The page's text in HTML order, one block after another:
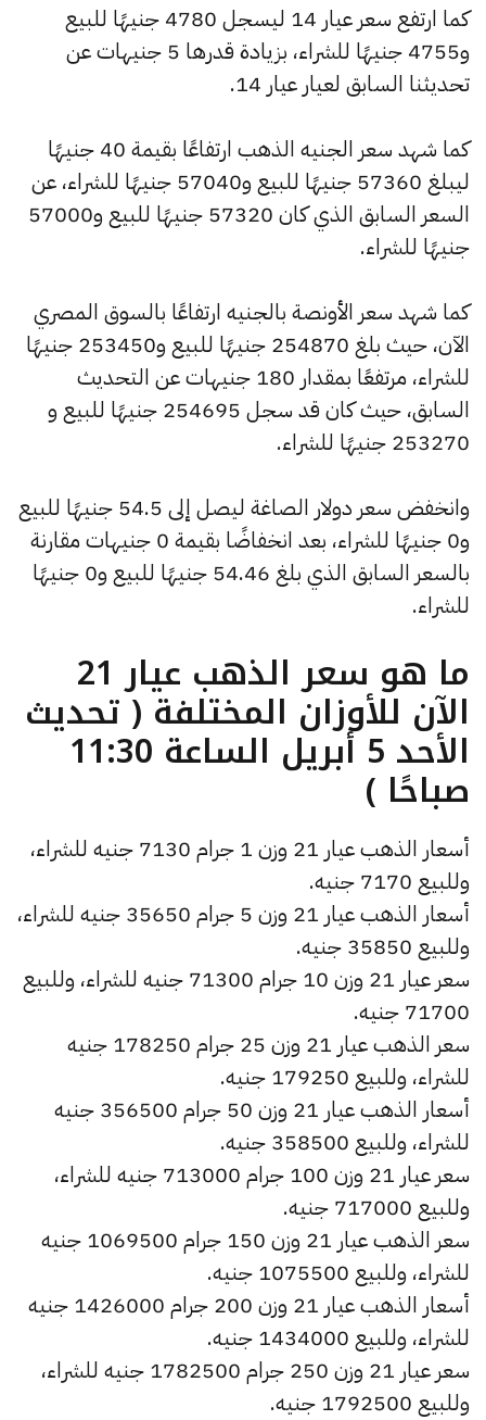
كما ارتفع سعر عيار 14 ليسجل 4780 جنيهًا للبيع
و4755 جنيهًا للشراء، بزيادة قدرها 5 جنيهات عن
تحديثنا السابق لعيار عيار 14.
كما شهد سعر الجنيه الذهب ارتفاعًا بقيمة 40 جنيهًا
ليبلغ 57360 جنيهًا للبيع و57040 جنيهًا للشراء، عن
السعر السابق الذي كان 57320 جنيهًا للبيع و57000
جنيهًا للشراء.
كما شهد سعر الأونصة بالجنيه ارتفاعًا بالسوق المصري
الآن، حيث بلغ 254870 جنيهًا للبيع و253450 جنيهًا
للشراء، مرتفعًا بمقدار 180 جنيهات عن التحديث
السابق، حيث كان قد سجل 254695 جنيهًا للبيع و
253270 جنيهًا للشراء.
وانخفض سعر دولار الصاغة ليصل إلى 54.5 جنيهًا للبيع
و0 جنيهًا للشراء، بعد انخفاضًا بقيمة 0 جنيهات مقارنة
بالسعر السابق الذي بلغ 54.46 جنيهًا للبيع و0 جنيهًا
للشراء.
ما هو سعر الذهب عيار 21
الآن للأوزان المختلفة ( تحديث
الأحد 5 أبريل الساعة 11:30
صباحًا )
أسعار الذهب عيار 21 وزن 1 جرام 7130 جنيه للشراء،
وللبيع 7170 جنيه.
أسعار الذهب عيار 21 وزن 5 جرام 35650 جنيه للشراء،
وللبيع 35850 جنيه.
سعر عيار 21 وزن 10 جرام 71300 جنيه للشراء، وللبيع
71700 جنيه.
سعر الذهب عيار 21 وزن 25 جرام 178250 جنيه
للشراء، وللبيع 179250 جنيه.
أسعار الذهب عيار 21 وزن 50 جرام 356500 جنيه
للشراء، وللبيع 358500 جنيه.
سعر عيار 21 وزن 100 جرام 713000 جنيه للشراء،
وللبيع 717000 جنيه.
سعر الذهب عيار 21 وزن 150 جرام 1069500 جنيه
للشراء، وللبيع 1075500 جنيه.
أسعار الذهب عيار 21 وزن 200 جرام 1426000 جنيه
للشراء، وللبيع 1434000 جنيه.
سعر عيار 21 وزن 250 جرام 1782500 جنيه للشراء،
وللبيع 1792500 جنيه.